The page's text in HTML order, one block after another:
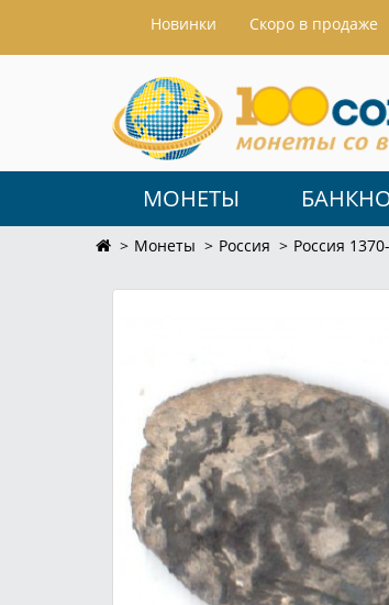
Hовинки Скоро в продаже
МОНЕТЫ
Монеты Россия Россия